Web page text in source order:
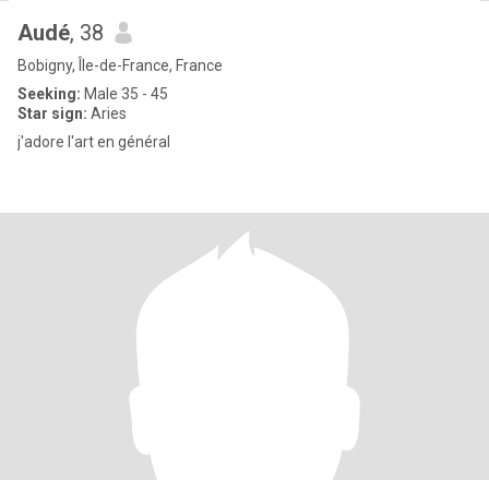
Audé, 38
Bobigny, Île-de-France, France
Seeking: Male 35 - 45
Star sign: Aries
j'adore l'art en général